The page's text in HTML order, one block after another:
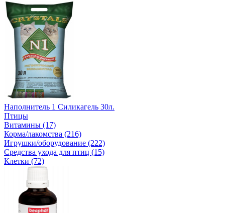
Наполнитель 1 Силикагель 30л.
Птицы
Витамины (17)
Корма/лакомства (216)
Игрушки/оборудование (222)
Средства ухода для птиц (15)
Клетки (72)